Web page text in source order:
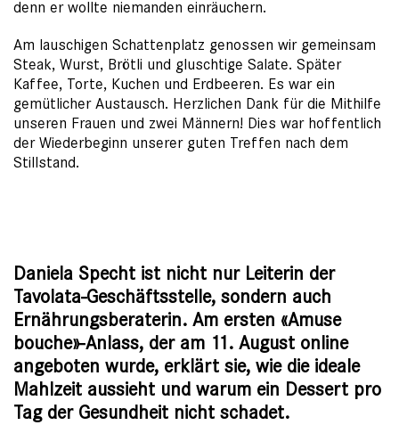
denn er wollte niemanden einräuchern.
Am lauschigen Schattenplatz genossen wir gemeinsam
Steak, Wurst, Brötli und gluschtige Salate. Später
Kaffee, Torte, Kuchen und Erdbeeren. Es war ein
gemütlicher Austausch. Herzlichen Dank für die Mithilfe
unseren Frauen und zwei Männern! Dies war hoffentlich
der Wiederbeginn unserer guten Treffen nach dem
Stillstand.
Daniela Specht ist nicht nur Leiterin der
Tavolata-Geschäftsstelle, sondern auch
Ernährungsberaterin. Am ersten «Amuse
bouche»-Anlass, der am 11. August online
angeboten wurde, erklärt sie, wie die ideale
Mahlzeit aussieht und warum ein Dessert pro
Tag der Gesundheit nicht schadet.